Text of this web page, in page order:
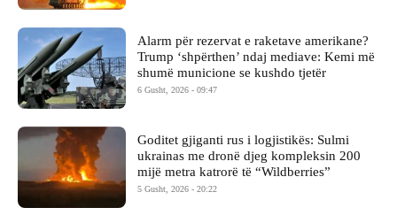
Alarm për rezervat e raketave amerikane?
Trump ‘shpërthen’ ndaj mediave: Kemi më
shumë municione se kushdo tjetër
6 Gusht, 2026 - 09:47
Goditet gjiganti rus i logjistikës: Sulmi
ukrainas me dronë djeg kompleksin 200
mijë metra katrorë të “Wildberries”
5 Gusht, 2026 - 20:22